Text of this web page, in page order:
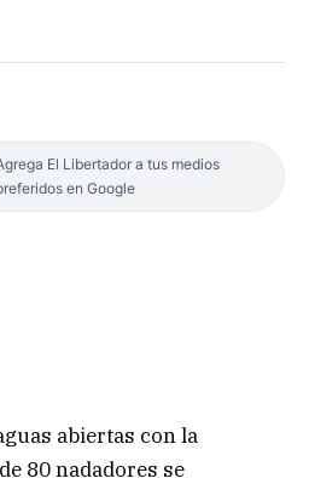
El Libertador a tus medios
en Google
abiertas con la
80 nadadores se